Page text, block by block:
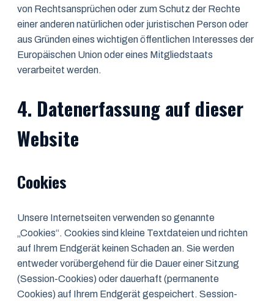
von Rechtsansprüchen oder zum Schutz der Rechte
einer anderen natürlichen oder juristischen Person oder
aus Gründen eines wichtigen öffentlichen Interesses der
Europäischen Union oder eines Mitgliedstaats
verarbeitet werden.
4. Datenerfassung auf dieser
Website
Cookies
Unsere Internetseiten verwenden so genannte
„Cookies“. Cookies sind kleine Textdateien und richten
auf Ihrem Endgerät keinen Schaden an. Sie werden
entweder vorübergehend für die Dauer einer Sitzung
(Session-Cookies) oder dauerhaft (permanente
Cookies) auf Ihrem Endgerät gespeichert. Session-